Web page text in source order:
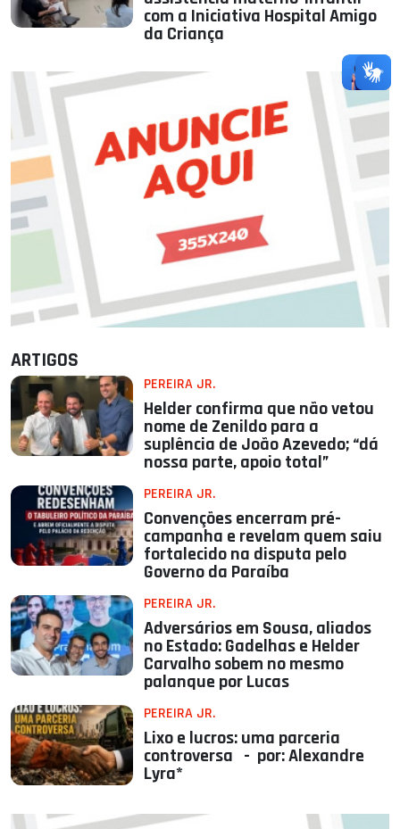
com a Iniciativa Hospital Amigo
da Criança
ARTIGOS
PEREIRA JR.
Helder confirma que não vetou
nome de Zenildo para a
suplência de João Azevedo; “dá
nossa parte, apoio total”
PEREIRA JR.
Convenções encerram pré-
campanha e revelam quem saiu
fortalecido na disputa pelo
Governo da Paraíba
PEREIRA JR.
Adversários em Sousa, aliados
no Estado: Gadelhas e Helder
Carvalho sobem no mesmo
palanque por Lucas
PEREIRA JR.
Lixo e lucros: uma parceria
controversa - por: Alexandre
Lyra*